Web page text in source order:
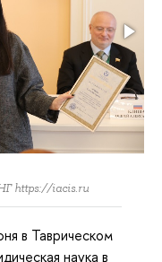
https://iacis.ru
в Таврическом
наука в